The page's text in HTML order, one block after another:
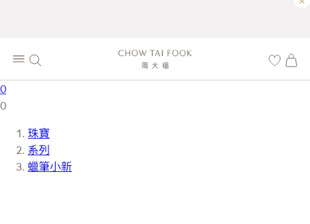
0
0
珠寶
系列
蠟筆小新